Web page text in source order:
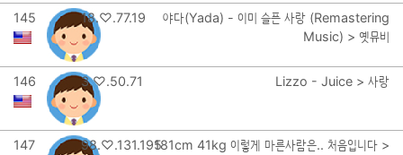
145 18.♡.77.19
야다(Yada) - 이미 슬픈 사랑 (Remastering
Music) > 옛뮤비
146 3.♡.50.71 Lizzo - Juice > 사랑
147 98.♡.131.195181cm 41kg 이렇게 마른사람은.. 처음입니다 >